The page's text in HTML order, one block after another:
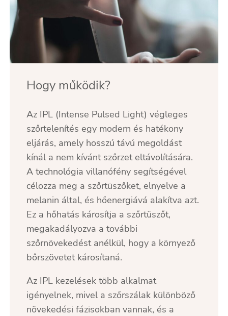
Hogy működik?
Az IPL (Intense Pulsed Light) végleges
szőrtelenítés egy modern és hatékony
eljárás, amely hosszú távú megoldást
kínál a nem kívánt szőrzet eltávolítására.
A technológia villanófény segítségével
célozza meg a szőrtüszőket, elnyelve a
melanin által, és hőenergiává alakítva azt.
Ez a hőhatás károsítja a szőrtüszőt,
megakadályozva a további
szőrnövekedést anélkül, hogy a környező
bőrszövetet károsítaná.
Az IPL kezelések több alkalmat
igényelnek, mivel a szőrszálak különböző
növekedési fázisokban vannak, és a